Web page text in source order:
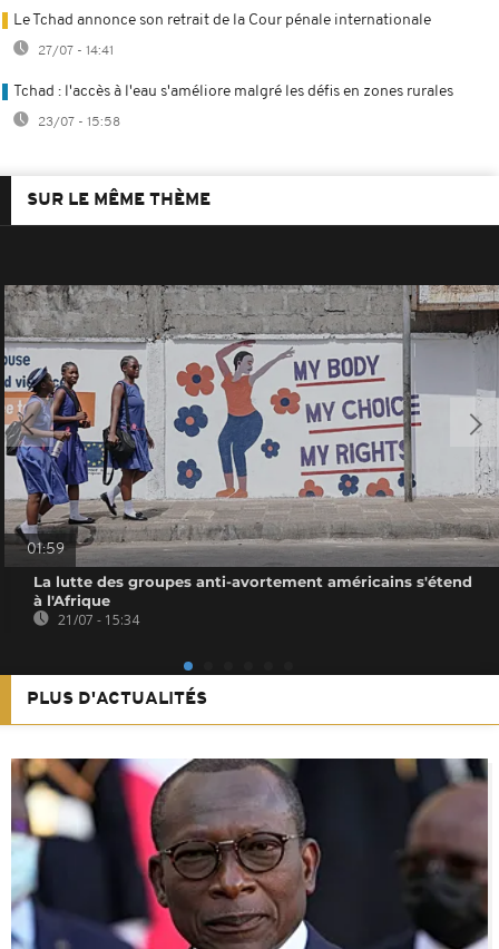
Le Tchad annonce son retrait de la Cour pénale internationale
27/07 - 14:41
Tchad : l'accès à l'eau s'améliore malgré les défis en zones rurales
23/07 - 15:58
SUR LE MÊME THÈME
01:59
La lutte des groupes anti-avortement américains s'étend
à l'Afrique
21/07 - 15:34
PLUS D'ACTUALITÉS